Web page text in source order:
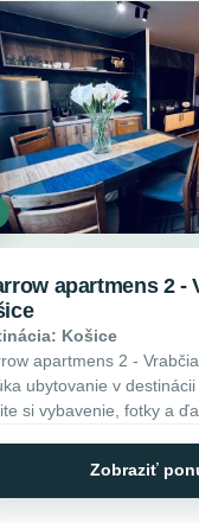
apartmens 2 -
Košice
apartmens 2 -
ubytovanie v destinácii
si vybavenie, fotky a
Zobraziť